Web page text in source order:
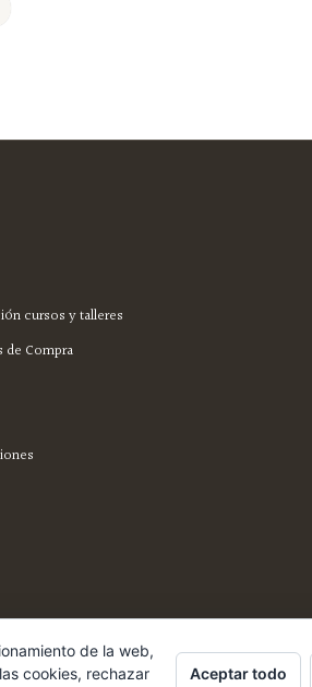
cursos y talleres
de Compra
de la web,
cookies, rechazar
Aceptar todo